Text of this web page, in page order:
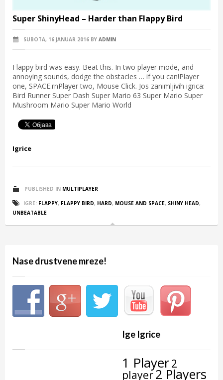
Super ShinyHead – Harder than Flappy Bird
SUBOTA, 16 JANUAR 2016 BY ADMIN
Flappy bird was easy. Beat this. In two player mode, and
annoying sounds, dodge the obstacles … if you can!Player
one, SPACE.rnPlayer two, Mouse Click. Jos zanimljivih igrica:
Bird Runner Super Dash Super Mario 63 Super Mario Super
Mushroom Mario Super Mario World
Igrice
PUBLISHED IN MULTIPLAYER
IGRE: FLAPPY, FLAPPY BIRD, HARD, MOUSE AND SPACE, SHINY HEAD,
UNBEATABLE
Nase drustvene mreze!
Ige Igrice
1 Player2
player2 Players